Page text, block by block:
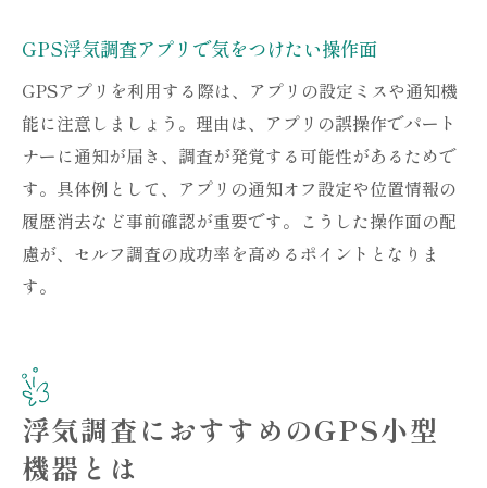
GPS浮気調査アプリで気をつけたい操作面
GPSアプリを利用する際は、アプリの設定ミスや通知機
能に注意しましょう。理由は、アプリの誤操作でパート
ナーに通知が届き、調査が発覚する可能性があるためで
す。具体例として、アプリの通知オフ設定や位置情報の
履歴消去など事前確認が重要です。こうした操作面の配
慮が、セルフ調査の成功率を高めるポイントとなりま
す。
浮気調査におすすめのGPS小型
機器とは